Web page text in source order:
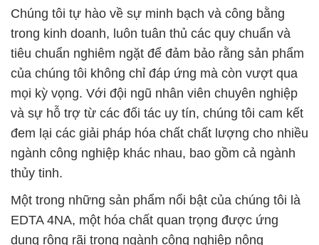
Chúng tôi tự hào về sự minh bạch và công bằng
trong kinh doanh, luôn tuân thủ các quy chuẩn và
tiêu chuẩn nghiêm ngặt để đảm bảo rằng sản phẩm
của chúng tôi không chỉ đáp ứng mà còn vượt qua
mọi kỳ vọng. Với đội ngũ nhân viên chuyên nghiệp
và sự hỗ trợ từ các đối tác uy tín, chúng tôi cam kết
đem lại các giải pháp hóa chất chất lượng cho nhiều
ngành công nghiệp khác nhau, bao gồm cả ngành
thủy tinh.
Một trong những sản phẩm nổi bật của chúng tôi là
EDTA 4NA, một hóa chất quan trọng được ứng
dụng rộng rãi trong ngành công nghiệp nông